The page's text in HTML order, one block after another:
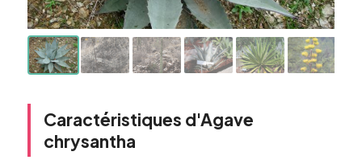
Caractéristiques d'Agave
chrysantha